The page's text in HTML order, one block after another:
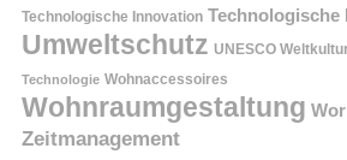
Technologische Innovation Technologische
Umweltschutz UNESCO
Technologie Wohnaccessoires
Wohnraumgestaltung
Zeitmanagement